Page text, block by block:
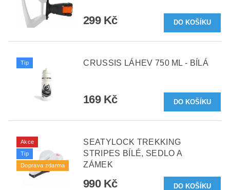
299 Kč
Tip CRUSSIS LÁHEV 750 ML - BÍLÁ
169 Kč
Akce
Tip
Doprava zdarma
SEATYLOCK TREKKING
STRIPES BÍLÉ, SEDLO A
ZÁMEK
990 Kč